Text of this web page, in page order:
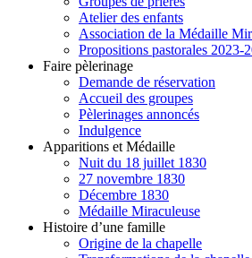
Atelier des enfants
Association de la Médaille
Propositions pastorales 2023-
Faire pèlerinage
Demande de réservation
Accueil des groupes
Pèlerinages annoncés
Indulgence
Apparitions et Médaille
Nuit du 18 juillet 1830
27 novembre 1830
Décembre 1830
Médaille Miraculeuse
Histoire d’une famille
Origine de la chapelle